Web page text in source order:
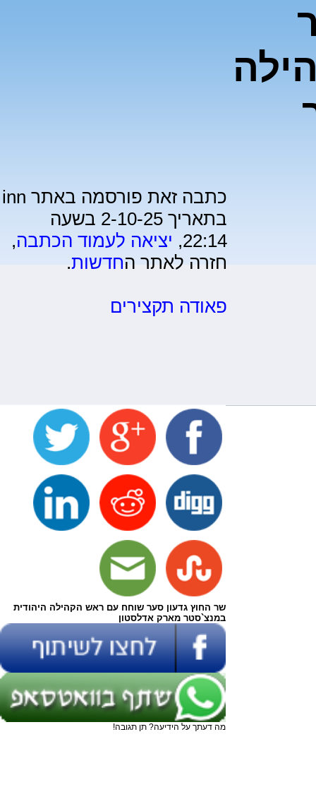
כתבה זאת פורסמה באתר inn
בתאריך 2-10-25 בשעה
22:14, יציאה לעמוד הכתבה,
חזרה לאתר החדשות.
פאודה תקצירים
שר החוץ גדעון סער שוחח עם ראש הקהילה היהודית
במנצ`סטר מארק אדלסטון
מה דעתך על הידיעה? תן תגובה!